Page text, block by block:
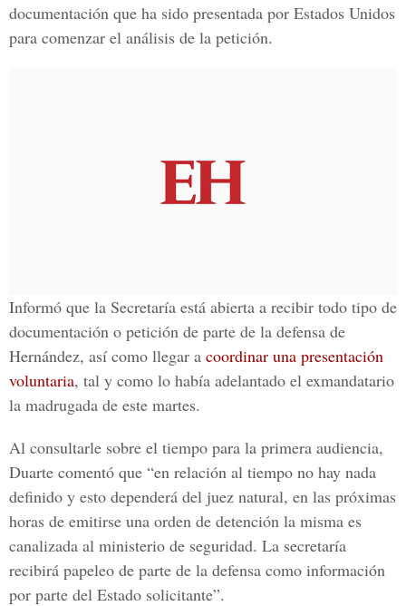
documentación que ha sido presentada por Estados Unidos
para comenzar el análisis de la petición.
Informó que la Secretaría está abierta a recibir todo tipo de
documentación o petición de parte de la defensa de
Hernández, así como llegar a coordinar una presentación
voluntaria, tal y como lo había adelantado el exmandatario
la madrugada de este martes.
Al consultarle sobre el tiempo para la primera audiencia,
Duarte comentó que “en relación al tiempo no hay nada
definido y esto dependerá del juez natural, en las próximas
horas de emitirse una orden de detención la misma es
canalizada al ministerio de seguridad. La secretaría
recibirá papeleo de parte de la defensa como información
por parte del Estado solicitante”.